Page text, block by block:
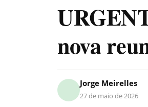
nova
Jorge Meirelles
27 de maio de 2026